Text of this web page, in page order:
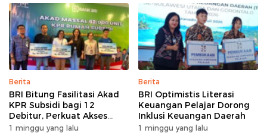
Berita
BRI Bitung Fasilitasi Akad
KPR Subsidi bagi 12
Debitur, Perkuat Akses
Hunian Masyarakat
1 minggu yang lalu
Berita
BRI Optimistis Literasi
Keuangan Pelajar Dorong
Inklusi Keuangan Daerah
1 minggu yang lalu